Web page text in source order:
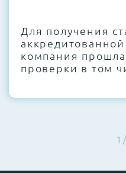
Этап 4:Стресс-
нагрузкой в
проверки
Для получения
компания
проверки в том
1